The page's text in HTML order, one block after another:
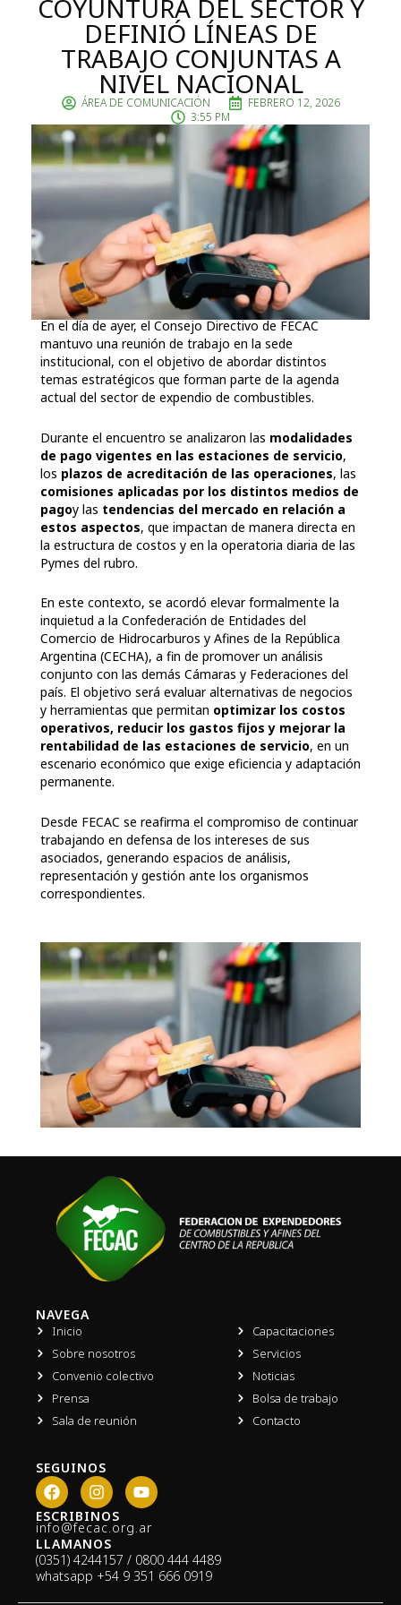
COYUNTURA DEL SECTOR Y
DEFINIÓ LÍNEAS DE
TRABAJO CONJUNTAS A
NIVEL NACIONAL
ÁREA DE COMUNICACIÓN
FEBRERO 12, 2026
3:55 PM
En el día de ayer, el Consejo Directivo de FECAC
mantuvo una reunión de trabajo en la sede
institucional, con el objetivo de abordar distintos
temas estratégicos que forman parte de la agenda
actual del sector de expendio de combustibles.
Durante el encuentro se analizaron las modalidades
de pago vigentes en las estaciones de servicio,
los plazos de acreditación de las operaciones, las
comisiones aplicadas por los distintos medios de
pagoy las tendencias del mercado en relación a
estos aspectos, que impactan de manera directa en
la estructura de costos y en la operatoria diaria de las
Pymes del rubro.
En este contexto, se acordó elevar formalmente la
inquietud a la Confederación de Entidades del
Comercio de Hidrocarburos y Afines de la República
Argentina (CECHA), a fin de promover un análisis
conjunto con las demás Cámaras y Federaciones del
país. El objetivo será evaluar alternativas de negocios
y herramientas que permitan optimizar los costos
operativos, reducir los gastos fijos y mejorar la
rentabilidad de las estaciones de servicio, en un
escenario económico que exige eficiencia y adaptación
permanente.
Desde FECAC se reafirma el compromiso de continuar
trabajando en defensa de los intereses de sus
asociados, generando espacios de análisis,
representación y gestión ante los organismos
correspondientes.
NAVEGA
Inicio
Sobre nosotros
Convenio colectivo
Prensa
Sala de reunión
Capacitaciones
Servicios
Noticias
Bolsa de trabajo
Contacto
SEGUINOS
F
a
c
e
b
o
o
I
n
s
t
a
g
r
Y
o
u
t
b
e
ESCRIBINOS
info@fecac.org.ar
LLAMANOS
(0351) 4244157 / 0800 444 4489
whatsapp +54 9 351 666 0919